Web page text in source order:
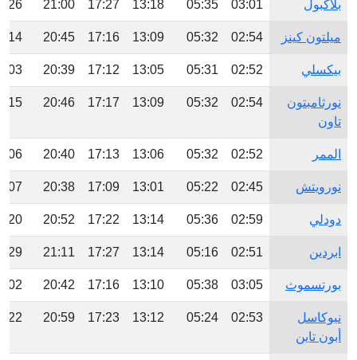
بلاكبول 03:01
05:35
13:18
17:27
21:00
ميلتون كينز 02:54
05:32
13:09
17:16
20:45
بيكسلي 02:52
05:31
13:05
17:12
20:39
نورثامبتون
تاون
02:54
05:32
13:09
17:17
20:46
الممر 02:52
05:32
13:06
17:13
20:40
نورويتش 02:45
05:22
13:01
17:09
20:38
دودلي 02:59
05:36
13:14
17:22
20:52
ابردين 02:51
05:16
13:14
17:27
21:11
بورتسموث 03:05
05:38
13:10
17:16
20:42
نيوكاسل
أبون تاين
02:53
05:24
13:12
17:23
20:59